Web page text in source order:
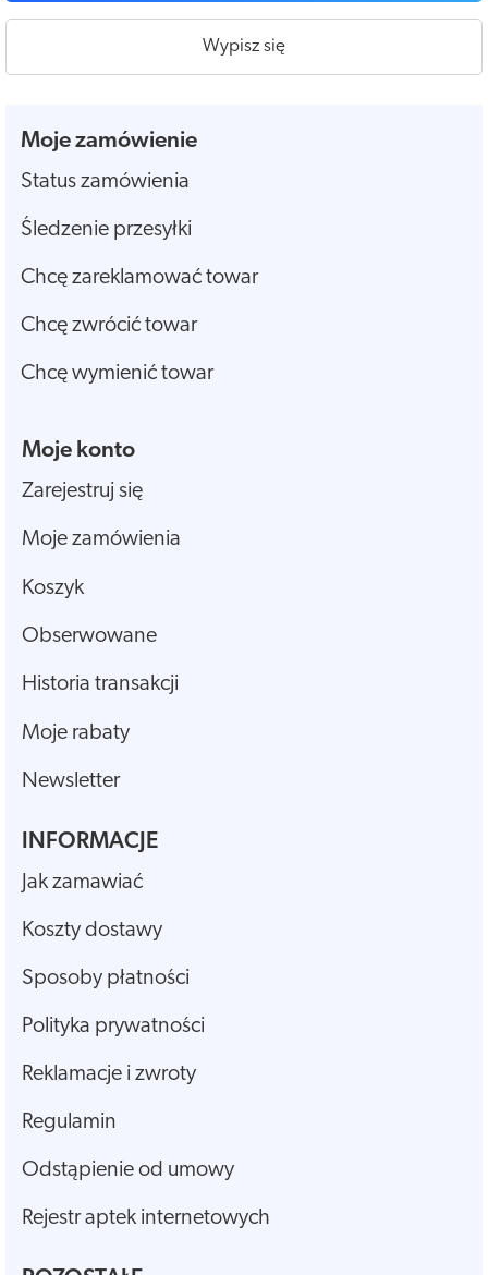
Wypisz się
Moje zamówienie
Status zamówienia
Śledzenie przesyłki
Chcę zareklamować towar
Chcę zwrócić towar
Chcę wymienić towar
Moje konto
Zarejestruj się
Moje zamówienia
Koszyk
Obserwowane
Historia transakcji
Moje rabaty
Newsletter
INFORMACJE
Jak zamawiać
Koszty dostawy
Sposoby płatności
Polityka prywatności
Reklamacje i zwroty
Regulamin
Odstąpienie od umowy
Rejestr aptek internetowych